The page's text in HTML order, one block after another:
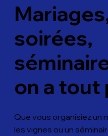
soirées,
on a tout
Que vous organisiez un
les vignes ou un